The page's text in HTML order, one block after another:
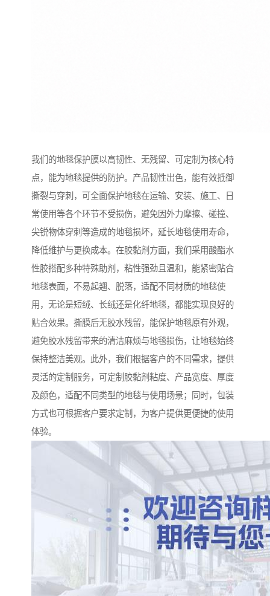
我们的地毯保护膜以高韧性、无残留、可定制为核心特
点，能为地毯提供的防护。产品韧性出色，能有效抵御
撕裂与穿刺，可全面保护地毯在运输、安装、施工、日
常使用等各个环节不受损伤，避免因外力摩擦、碰撞、
尖锐物体穿刺等造成的地毯损坏，延长地毯使用寿命，
降低维护与更换成本。在胶黏剂方面，我们采用酸酯水
性胶搭配多种特殊助剂，粘性强劲且温和，能紧密贴合
地毯表面，不易起翘、脱落，适配不同材质的地毯使
用，无论是短绒、长绒还是化纤地毯，都能实现良好的
贴合效果。撕膜后无胶水残留，能保护地毯原有外观，
避免胶水残留带来的清洁麻烦与地毯损伤，让地毯始终
保持整洁美观。此外，我们根据客户的不同需求，提供
灵活的定制服务，可定制胶黏剂粘度、产品宽度、厚度
及颜色，适配不同类型的地毯与使用场景；同时，包装
方式也可根据客户要求定制，为客户提供更便捷的使用
体验。